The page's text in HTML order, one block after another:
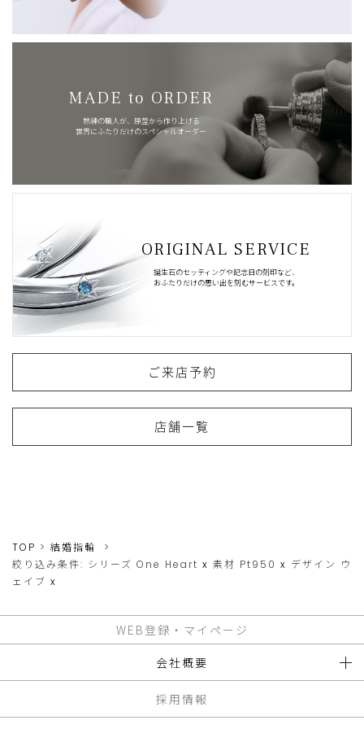
MADE to ORDER
熟練の職人が、原型から作り上げる
世界にふたりだけのスペシャルオーダー
ORIGINAL SERVICE
誕生石のセッティングや記念日の刻印など、
おふたりだけの思い出を刻むサービスです。
ご来店予約
店舗一覧
TOP
結婚指輪
絞り込み条件: シリーズ One Heart x 素材 Pt950 x デザイン ウ
ェイブ x
WEB登録・マイページ
会社概要
採用情報